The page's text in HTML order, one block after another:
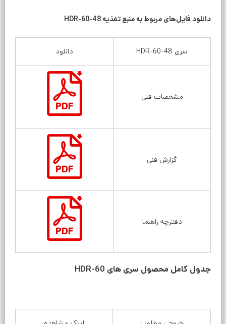
دانلود فایل‌های مربوط به منبع تغذیه HDR-60-48
سری HDR-60-48 دانلود
مشخصات فنی
گزارش فنی
دفترچه راهنما
جدول کامل محصول سری های HDR-60